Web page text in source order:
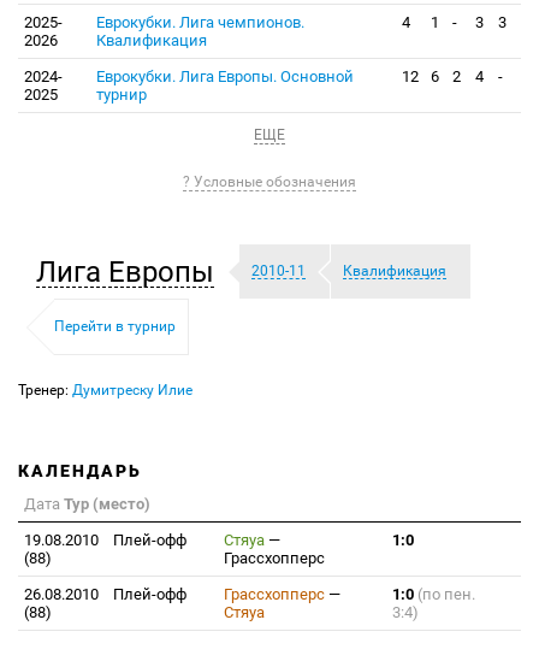
2025-
2026
Еврокубки. Лига чемпионов.
Квалификация
4 1 - 3 3
2024-
2025
Еврокубки. Лига Европы. Основной
турнир
12 6 2 4 -
ЕЩЕ
? Условные обозначения
Лига Европы 2010-11 Квалификация
Перейти в турнир
Тренер: Думитреску Илие
КАЛЕНДАРЬ
Дата Тур (место)
19.08.2010
Плей-офф
(88)
Стяуа —
Грассхопперс
1:0
26.08.2010
Плей-офф
(88)
Грассхопперс —
Стяуа
1:0 (по пен.
3:4)